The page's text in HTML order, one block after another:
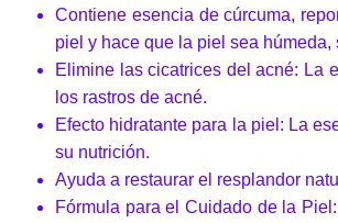
Contiene esencia de cúrcuma,
piel y hace que la piel sea húmeda,
Elimine las cicatrices del acné: La
los rastros de acné.
Efecto hidratante para la piel: La
su nutrición.
Ayuda a restaurar el resplandor
Fórmula para el Cuidado de la